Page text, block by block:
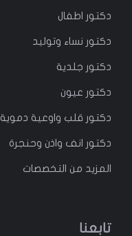
دكتور اطفال
دكتور نساء وتوليد
دكتور جلدية
دكتور عيون
دكتور قلب واوعية دموية
دكتور انف واذن وحنجرة
المزيد من التخصصات
تابعنا